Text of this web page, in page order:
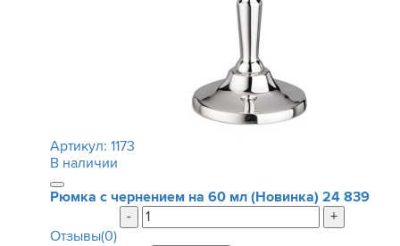
Артикул: 1173
В наличии
Рюмка с чернением на 60 мл (Новинка) 24 839
-
+
Отзывы(0)